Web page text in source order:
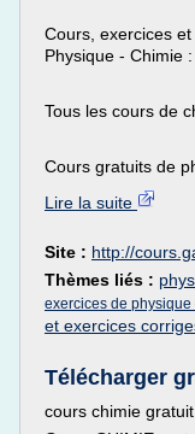
Cours, exercices
Physique - Chimie
Tous les cours de
Cours gratuits de
Lire la suite
Site : http://
Thèmes liés :
exercices de
et exercices
Télécharger
cours chimie